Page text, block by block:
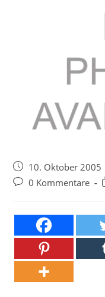
Beitrag
veröffentlicht:
10. Oktober 2005
Beitrags-
0 Kommentare